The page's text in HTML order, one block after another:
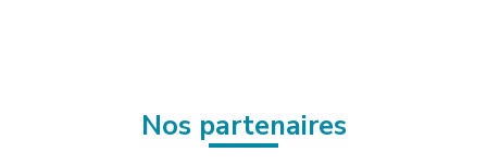
Nos partenaires